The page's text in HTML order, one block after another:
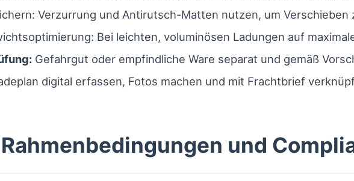
Verzurrung und Antirutsch-Matten nutzen, um Verschieben
Bei leichten, voluminösen Ladungen auf
Gefahrgut oder empfindliche Ware separat und gemäß
digital erfassen, Fotos machen und mit Frachtbrief
und